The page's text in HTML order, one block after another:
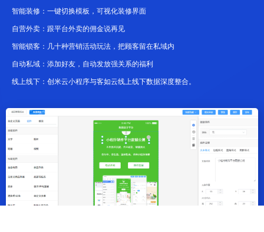
智能装修：一键切换模板，可视化装修界面
自营外卖：跟平台外卖的佣金说再见
智能锁客：几十种营销活动玩法，把顾客留在私域内
自动私域：添加好友，自动发放强关系的福利
线上线下：创米云小程序与客如云线上线下数据深度整合。